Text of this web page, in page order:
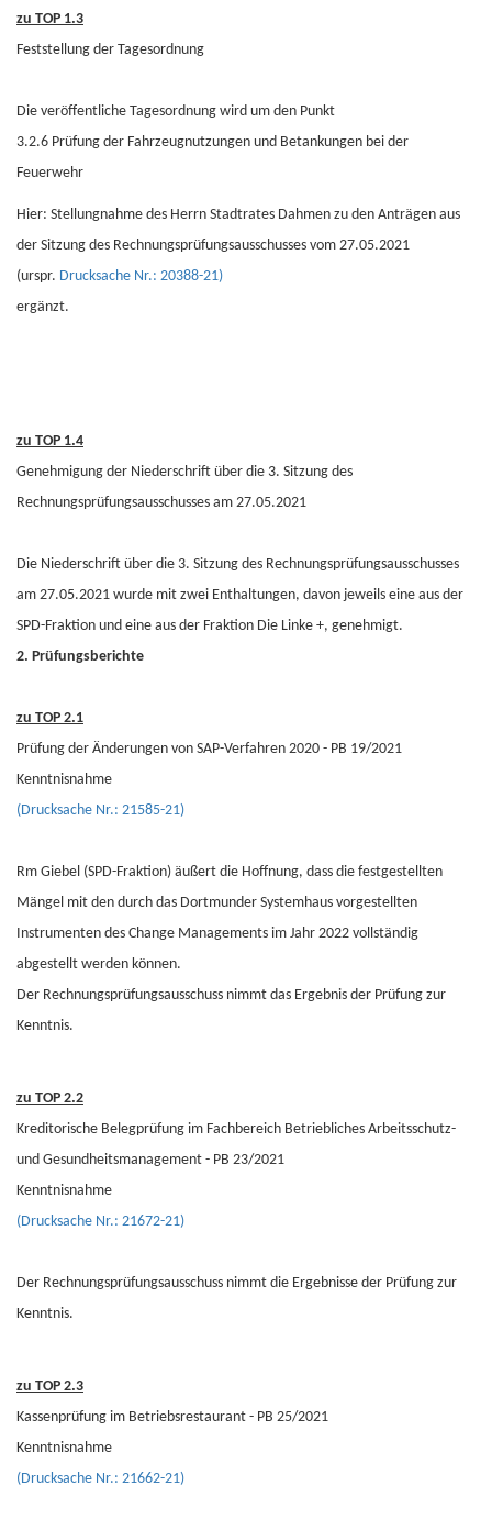
zu TOP 1.3
Feststellung der Tagesordnung
Die veröffentliche Tagesordnung wird um den Punkt
3.2.6 Prüfung der Fahrzeugnutzungen und Betankungen bei der
Feuerwehr
Hier: Stellungnahme des Herrn Stadtrates Dahmen zu den Anträgen aus
der Sitzung des Rechnungsprüfungsausschusses vom 27.05.2021
(urspr. Drucksache Nr.: 20388-21)
ergänzt.
zu TOP 1.4
Genehmigung der Niederschrift über die 3. Sitzung des
Rechnungsprüfungsausschusses am 27.05.2021
Die Niederschrift über die 3. Sitzung des Rechnungsprüfungsausschusses
am 27.05.2021 wurde mit zwei Enthaltungen, davon jeweils eine aus der
SPD-Fraktion und eine aus der Fraktion Die Linke +, genehmigt.
2. Prüfungsberichte
zu TOP 2.1
Prüfung der Änderungen von SAP-Verfahren 2020 - PB 19/2021
Kenntnisnahme
(Drucksache Nr.: 21585-21)
Rm Giebel (SPD-Fraktion) äußert die Hoffnung, dass die festgestellten
Mängel mit den durch das Dortmunder Systemhaus vorgestellten
Instrumenten des Change Managements im Jahr 2022 vollständig
abgestellt werden können.
Der Rechnungsprüfungsausschuss nimmt das Ergebnis der Prüfung zur
Kenntnis.
zu TOP 2.2
Kreditorische Belegprüfung im Fachbereich Betriebliches Arbeitsschutz-
und Gesundheitsmanagement - PB 23/2021
Kenntnisnahme
(Drucksache Nr.: 21672-21)
Der Rechnungsprüfungsausschuss nimmt die Ergebnisse der Prüfung zur
Kenntnis.
zu TOP 2.3
Kassenprüfung im Betriebsrestaurant - PB 25/2021
Kenntnisnahme
(Drucksache Nr.: 21662-21)